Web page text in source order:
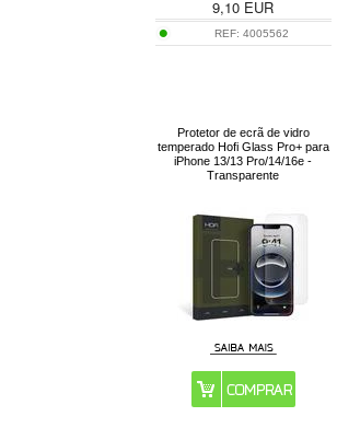
9,10 EUR
REF: 4005562
Protetor de ecrã de vidro
temperado Hofi Glass Pro+ para
iPhone 13/13 Pro/14/16e -
Transparente